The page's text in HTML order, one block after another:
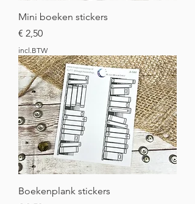
Mini boeken stickers
Prijs
€ 2,50
incl.BTW
Boekenplank stickers